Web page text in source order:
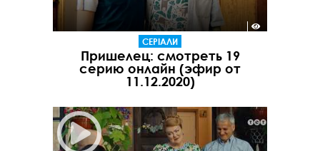
СЕРІАЛИ
Пришелец: смотреть 19
серию онлайн (эфир от
11.12.2020)